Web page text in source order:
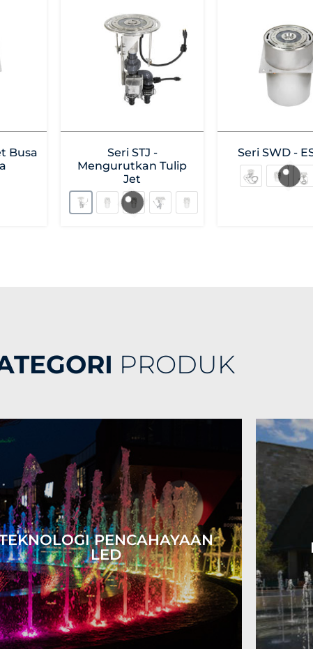
Busa
Seri STJ -
Mengurutkan Tulip
Jet
Seri SWD -
PRODUK
PENCAHAYAAN
LED